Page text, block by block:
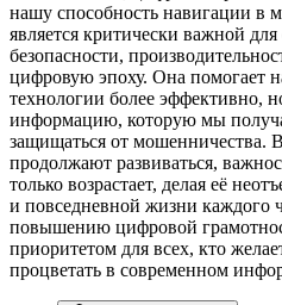
нашу способность навигации в
является критически важной
безопасности,
цифровую эпоху. Она помогает
технологии более эффективно,
информацию, которую мы
защищаться от мошенничества.
продолжают развиваться,
только возрастает, делая её
и повседневной жизни каждого
повышению цифровой
приоритетом для всех, кто
процветать в современном